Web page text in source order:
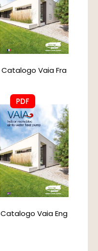
Catalogo Vaia Fra
PDF
Catalogo Vaia Eng